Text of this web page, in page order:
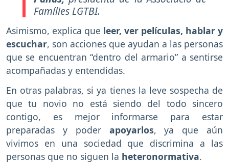
Famílies LGTBI.
Asimismo, explica que leer, ver películas, hablar y
escuchar, son acciones que ayudan a las personas
que se encuentran “dentro del armario” a sentirse
acompañadas y entendidas.
En otras palabras, si ya tienes la leve sospecha de
que tu novio no está siendo del todo sincero
contigo, es mejor informarse para estar
preparadas y poder apoyarlos, ya que aún
vivimos en una sociedad que discrimina a las
personas que no siguen la heteronormativa.